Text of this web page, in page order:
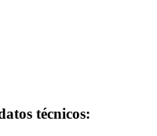
técnicos: